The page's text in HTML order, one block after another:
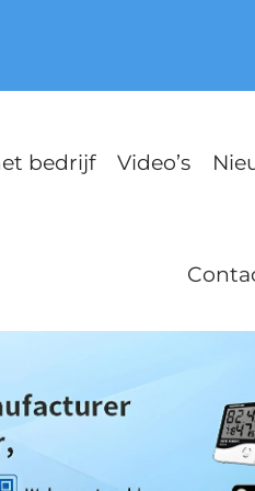
bedrijf Video’s